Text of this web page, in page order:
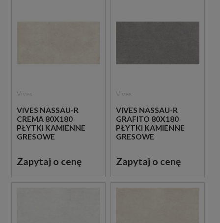
VIVES NASSAU-R
CREMA 80X180
PŁYTKI KAMIENNE
GRESOWE
Zapytaj o cenę
VIVES NASSAU-R
GRAFITO 80X180
PŁYTKI KAMIENNE
GRESOWE
Zapytaj o cenę